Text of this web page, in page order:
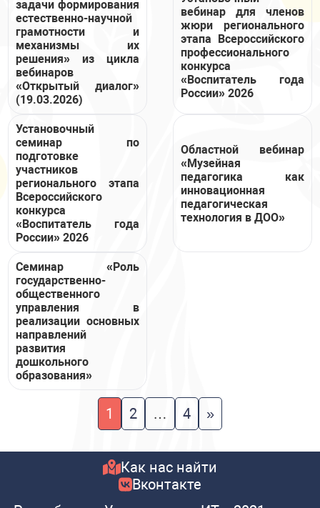
задачи формирования
естественно-научной
грамотности и
механизмы их
решения» из цикла
вебинаров
«Открытый диалог»
(19.03.2026)
вебинар для членов
жюри регионального
этапа Всероссийского
профессионального
конкурса
«Воспитатель года
России» 2026
Установочный
семинар по
подготовке
участников
регионального этапа
Всероссийского
конкурса
«Воспитатель года
России» 2026
Областной вебинар
«Музейная
педагогика как
инновационная
педагогическая
технология в ДОО»
Семинар «Роль
государственно-
общественного
управления в
реализации основных
направлений
развития
дошкольного
образования»
1 2 … 4 »
Как нас найти
Вконтакте